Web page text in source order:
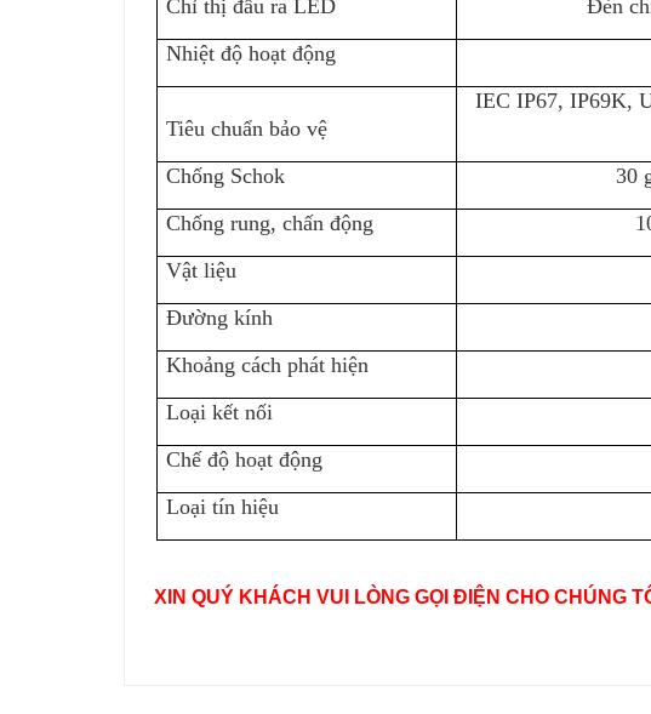
Chỉ thị đầu ra LED
Đèn
Nhiệt độ hoạt động
Tiêu chuẩn bảo vệ
IEC IP67, IP69K,
Chống Schok
30
Chống rung, chấn động
Vật liệu
Đường kính
Khoảng cách phát hiện
Loại kết nối
Chế độ hoạt động
Loại tín hiệu
XIN QUÝ KHÁCH VUI LÒNG GỌI ĐIỆN CHO CHÚNG